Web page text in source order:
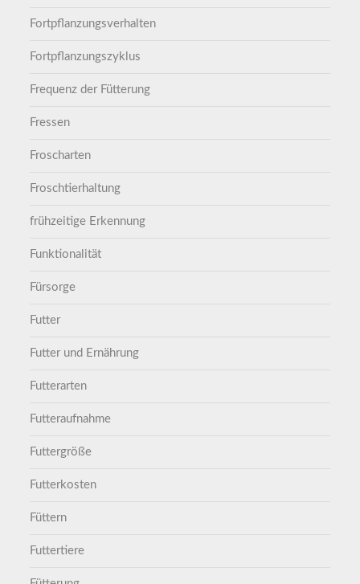
Fortpflanzungsverhalten
Fortpflanzungszyklus
Frequenz der Fütterung
Fressen
Froscharten
Froschtierhaltung
frühzeitige Erkennung
Funktionalität
Fürsorge
Futter
Futter und Ernährung
Futterarten
Futteraufnahme
Futtergröße
Futterkosten
Füttern
Futtertiere